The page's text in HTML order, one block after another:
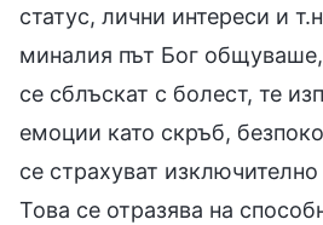
статус, лични интереси и
миналия път Бог общуваше,
се сблъскат с болест, те
емоции като скръб,
се страхуват
Това се отразява на